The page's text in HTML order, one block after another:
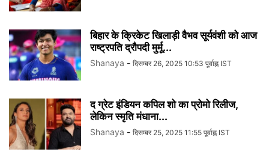
बिहार के क्रिकेट खिलाड़ी वैभव सूर्यवंशी को आज
राष्ट्रपति द्रौपदी मुर्मू...
Shanaya - दिसम्बर 26, 2025 10:53 पूर्वाह्न IST
द ग्रेट इंडियन कपिल शो का प्रोमो रिलीज,
लेकिन स्मृति मंधाना...
Shanaya - दिसम्बर 25, 2025 11:55 पूर्वाह्न IST